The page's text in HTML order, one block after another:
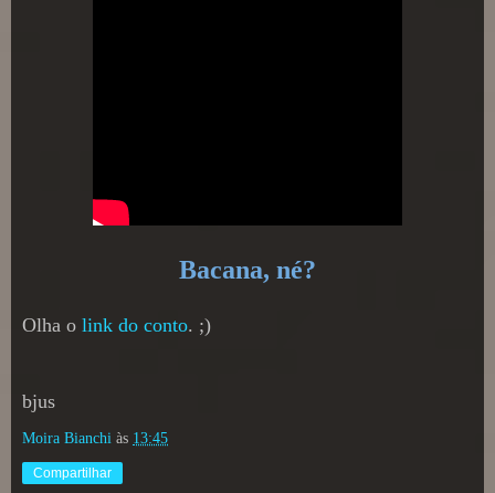
Bacana, né?
Olha o link do conto. ;)
bjus
Moira Bianchi às 13:45
Compartilhar